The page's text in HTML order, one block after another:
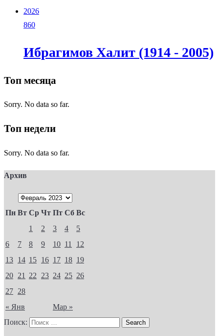
2026
860
Ибрагимов Халит (1914 - 2005)
Топ месяца
Sorry. No data so far.
Топ недели
Sorry. No data so far.
Архив
Пн Вт Ср Чт Пт Сб Вс
« Янв Мар »
1 2 3 4
5
6
7 8 9 10 11
12
13 14 15 16 17 18 19
20 21 22 23 24 25 26
27 28
Поиск: